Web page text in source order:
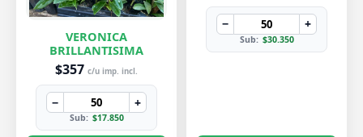
VERONICA
BRILLANTISIMA
$357 c/u imp. incl.
− +
Sub: $17.850
− +
Sub: $30.350